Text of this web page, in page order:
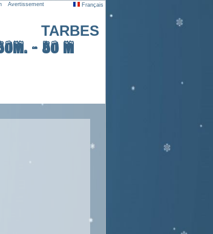
Avertissement Français
TARBES
- 50 m